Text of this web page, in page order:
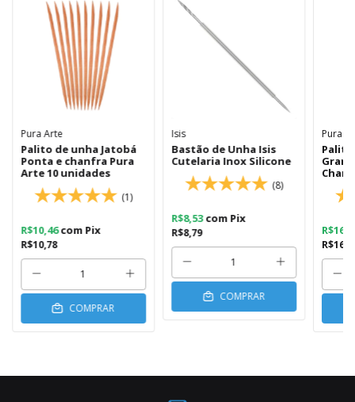
Pura Arte
Palito de unha Jatobá
Ponta e chanfra Pura
Arte 10 unidades
(1)
R$10,78
R$10,46com Pix
COMPRAR
Isis
Bastão de Unha Isis
Cutelaria Inox Silicone
(8)
R$8,79
R$8,53com Pix
COMPRAR
Pura
Palito